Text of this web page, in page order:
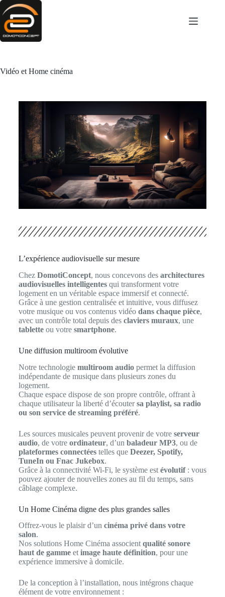
Vidéo et Home cinéma
L’expérience audiovisuelle sur mesure
Chez DomotiConcept, nous concevons des architectures
audiovisuelles intelligentesqui transforment votre
logement en un véritable espace immersif et connecté.
Grâce à une gestion centralisée et intuitive, vous diffusez
votre musique ou vos contenus vidéo dans chaque pièce,
avec un contrôle total depuis des claviers muraux, une
tabletteou votre smartphone.
Une diffusion multiroom évolutive
Notre technologie multiroom audiopermet la diffusion
indépendante de musique dans plusieurs zones du
logement.
Chaque espace dispose de son propre contrôle, offrant à
chaque utilisateur la liberté d’écoutersa playlist, sa radio
ou son service de streaming préféré.
Les sources musicales peuvent provenir de votre serveur
audio, de votre ordinateur, d’un baladeur MP3, ou de
plateformes connectéestelles que Deezer, Spotify,
TuneIn ou Fnac Jukebox.
Grâce à la connectivité Wi-Fi, le système est évolutif: vous
pouvez ajouter de nouvelles zones au fil du temps, sans
câblage complexe.
Un Home Cinéma digne des plus grandes salles
Offrez-vous le plaisir d’un cinéma privé dans votre
salon.
Nos solutions Home Cinéma associent qualité sonore
haut de gammeet image haute définition, pour une
expérience immersive à domicile.
De la conception à l’installation, nous intégrons chaque
élément de votre environnement :